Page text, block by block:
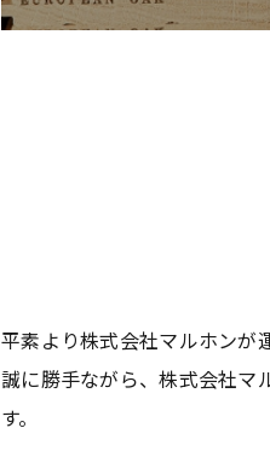
平素より株式会社マルホンが
誠に勝手ながら、株式会社マ
す。